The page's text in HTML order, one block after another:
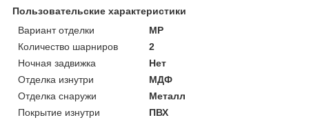
Пользовательские характеристики
Вариант отделки
MP
Количество шарниров
2
Ночная задвижка
Нет
Отделка изнутри
МДФ
Отделка снаружи
Металл
Покрытие изнутри
ПВХ